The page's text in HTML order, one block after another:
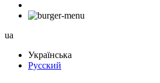
ua
Українська
Русский